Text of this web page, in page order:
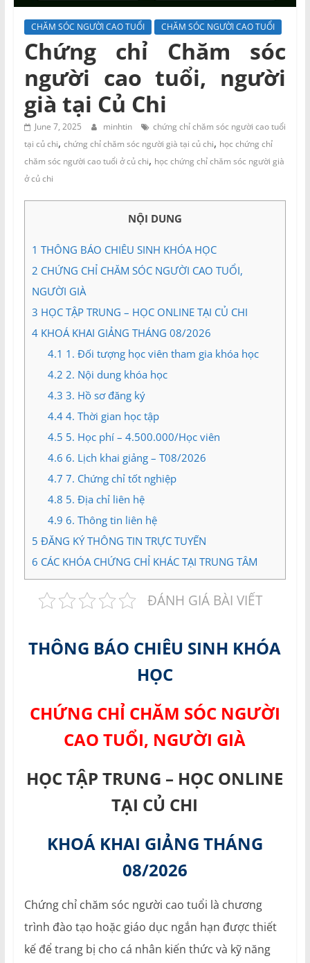
và
Tư
vấn
Miền
Nam
CHĂM SÓC NGƯỜI CAO TUỔI CHĂM SÓC NGƯỜI CAO TUỔI
Chứng chỉ Chăm sóc
người cao tuổi, người
già tại Củ Chi
June 7, 2025 minhtin
chứng chỉ chăm sóc người cao tuổi
tại củ chi, chứng chỉ chăm sóc người già tại củ chi, học chứng chỉ
chăm sóc người cao tuổi ở củ chi, học chứng chỉ chăm sóc người già
ở củ chi
NỘI DUNG
1 THÔNG BÁO CHIÊU SINH KHÓA HỌC
2 CHỨNG CHỈ CHĂM SÓC NGƯỜI CAO TUỔI,
NGƯỜI GIÀ
3 HỌC TẬP TRUNG – HỌC ONLINE TẠI CỦ CHI
4KHOÁ KHAI GIẢNG THÁNG 08/2026
4.1 1. Đối tượng học viên tham gia khóa học
4.2 2. Nội dung khóa học
4.3 3. Hồ sơ đăng ký
4.44. Thời gian học tập
4.5 5. Học phí – 4.500.000/Học viên
4.6 6. Lịch khai giảng – T08/2026
4.7 7. Chứng chỉ tốt nghiệp
4.8 5. Địa chỉ liên hệ
4.9 6. Thông tin liên hệ
5 ĐĂNG KÝ THÔNG TIN TRỰC TUYẾN
6 CÁC KHÓA CHỨNG CHỈ KHÁC TẠI TRUNG TÂM
ĐÁNH GIÁ BÀI VIẾT
THÔNG BÁO CHIÊU SINH KHÓA
HỌC
CHỨNG CHỈ CHĂM SÓC NGƯỜI
CAO TUỔI, NGƯỜI GIÀ
HỌC TẬP TRUNG – HỌC ONLINE
TẠI CỦ CHI
KHOÁ KHAI GIẢNG THÁNG
08/2026
Chứng chỉ chăm sóc người cao tuổi là chương
trình đào tạo hoặc giáo dục ngắn hạn được thiết
kế để trang bị cho cá nhân kiến ​​thức và kỹ năng